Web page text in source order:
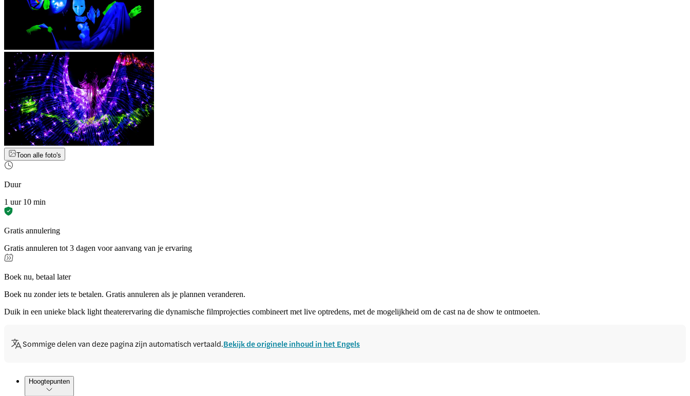
Toon alle foto's
Duur
1 uur 10 min
Gratis annulering
Gratis annuleren tot 3 dagen voor aanvang van je ervaring
Boek nu, betaal later
Boek nu zonder iets te betalen. Gratis annuleren als je plannen veranderen.
Duik in een unieke black light theaterervaring die dynamische filmprojecties combineert met live optredens, met de mogelijkheid om de cast na de show te ontmoeten.
Sommige delen van deze pagina zijn automatisch vertaald.Bekijk de originele inhoud in het Engels
Hoogtepunten